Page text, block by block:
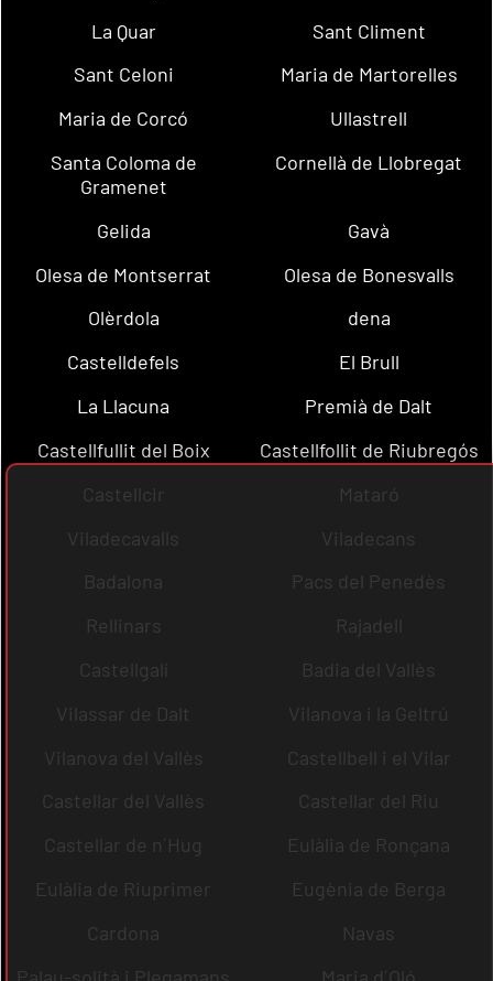
La Quar
Sant Climent
Sant Celoni
Maria de Martorelles
Maria de Corcó
Ullastrell
Santa Coloma de
Gramenet
Cornellà de Llobregat
Gelida
Gavà
Olesa de Montserrat
Olesa de Bonesvalls
Olèrdola
dena
Castelldefels
El Brull
La Llacuna
Premià de Dalt
Castellfullit del Boix
Castellfollit de Riubregós
Castellcir
Mataró
Viladecavalls
Viladecans
Badalona
Pacs del Penedès
Rellinars
Rajadell
Castellgalí
Badia del Vallès
Vilassar de Dalt
Vilanova i la Geltrú
Vilanova del Vallès
Castellbell i el Vilar
Castellar del Vallès
Castellar del Riu
Castellar de n´Hug
Eulàlia de Ronçana
Eulàlia de Riuprimer
Eugènia de Berga
Cardona
Navas